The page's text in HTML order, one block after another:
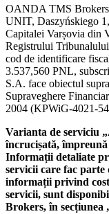
OANDA TMS Brokers
UNIT, Daszyńskiego
Capitalei Varșovia din
Registrului
cod de identificare
3.537,560 PNL,
S.A. face obiectul
Supraveghere
2004 (KPWiG-4021-
Varianta de serviciu
încrucișată,
Informații detaliate
servicii care fac
informații privind
servicii, sunt
Brokers, în secțiunea